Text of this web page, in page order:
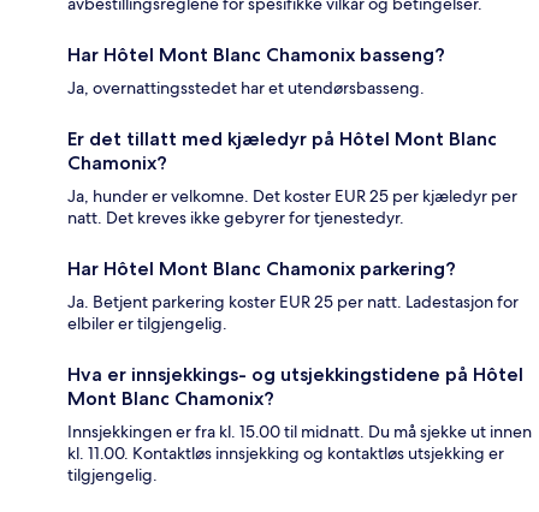
Har Hôtel Mont Blanc Chamonix basseng?
Ja, overnattingsstedet har et utendørsbasseng.
Er det tillatt med kjæledyr på Hôtel Mont Blanc
Chamonix?
Ja, hunder er velkomne. Det koster EUR 25 per kjæledyr per
natt. Det kreves ikke gebyrer for tjenestedyr.
Har Hôtel Mont Blanc Chamonix parkering?
Ja. Betjent parkering koster EUR 25 per natt. Ladestasjon for
elbiler er tilgjengelig.
Hva er innsjekkings- og utsjekkingstidene på Hôtel
Mont Blanc Chamonix?
Innsjekkingen er fra kl. 15.00 til midnatt. Du må sjekke ut innen
kl. 11.00. Kontaktløs innsjekking og kontaktløs utsjekking er
tilgjengelig.